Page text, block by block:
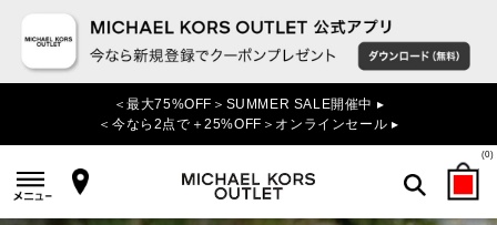
＜最大75%OFF＞SUMMER SALE開催中 ▸
＜今なら2点で＋25%OFF＞オンラインセール ▸
(0)